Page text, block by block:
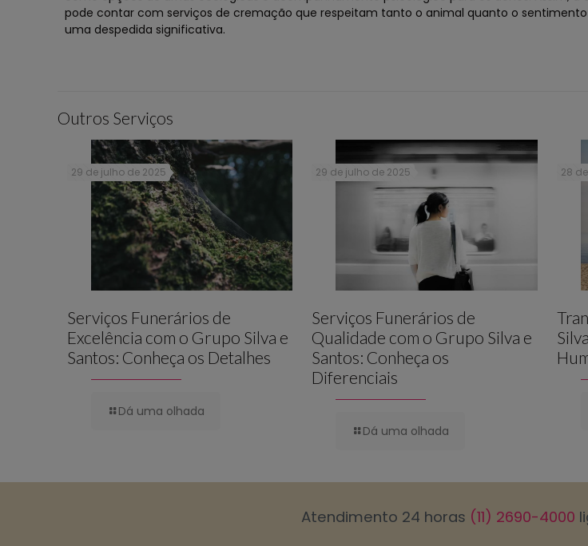
pode contar com serviços de cremação que respeitam tanto o animal quanto o
uma despedida significativa.
Outros Serviços
29 de julho de 2025
Serviços Funerários de
Excelência com o Grupo Silva e
Santos: Conheça os Detalhes
Dá uma olhada
29 de julho de 2025
Serviços Funerários de
Qualidade com o Grupo Silva e
Santos: Conheça os
Diferenciais
Dá uma olhada
28
Atendimento 24 horas (11) 2690-4000